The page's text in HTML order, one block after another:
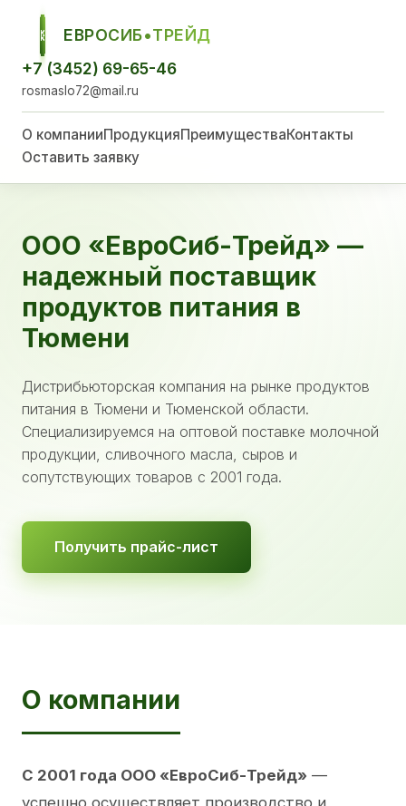
ЕСТ
ЕВРОСИБ•ТРЕЙД
+7 (3452) 69-65-46
rosmaslo72@mail.ru
О компанииПродукцияПреимуществаКонтакты
Оставить заявку
ООО «ЕвроСиб-Трейд» —
надежный поставщик
продуктов питания в
Тюмени
Дистрибьюторская компания на рынке продуктов
питания в Тюмени и Тюменской области.
Специализируемся на оптовой поставке молочной
продукции, сливочного масла, сыров и
сопутствующих товаров с 2001 года.
Получить прайс-лист
О компании
С 2001 года ООО «ЕвроСиб-Трейд» —
успешно осуществляет производство и